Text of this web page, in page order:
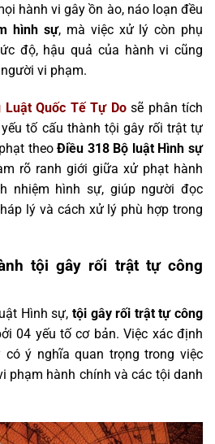
hành vi gây ồn ào, náo loạn đều
hình sự, mà việc xử lý còn phụ
độ, hậu quả của hành vi cũng
vi phạm.
Luật Quốc Tế Tự Dosẽ phân tích
tố cấu thành tội gây rối trật tự
theoĐiều 318 Bộ luật Hình sự
rõ ranh giới giữa xử phạt hành
nhiệm hình sự, giúp người đọc
lý và cách xử lý phù hợp trong
tội gây rối trật tự công
Hình sự, tội gây rối trật tự công
04 yếu tố cơ bản. Việc xác định
ý nghĩa quan trọng trong việc
phạm hành chính và các tội danh